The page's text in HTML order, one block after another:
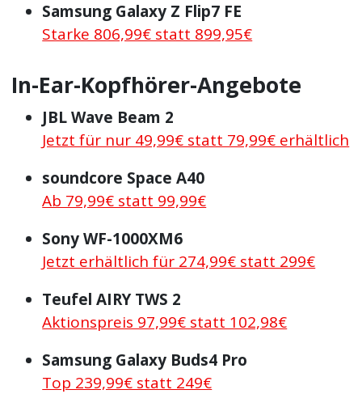
Samsung Galaxy Z Flip7 FE
Starke 806,99€ statt 899,95€
In-Ear-Kopfhörer-Angebote
JBL Wave Beam 2
Jetzt für nur 49,99€ statt 79,99€ erhältlich
soundcore Space A40
Ab 79,99€ statt 99,99€
Sony WF-1000XM6
Jetzt erhältlich für 274,99€ statt 299€
Teufel AIRY TWS 2
Aktionspreis 97,99€ statt 102,98€
Samsung Galaxy Buds4 Pro
Top 239,99€ statt 249€